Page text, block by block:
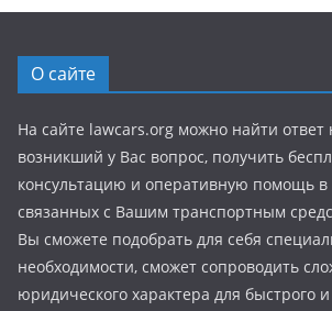
О сайте
На сайте lawcars.org можно найти ответ
возникший у Вас вопрос, получить
консультацию и оперативную помощь в
связанных с Вашим транспортным
Вы сможете подобрать для себя
необходимости, сможет сопроводить
юридического характера для быстрого